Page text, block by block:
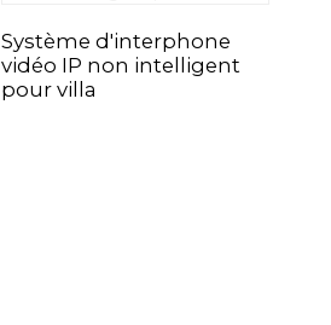
Système d'interphone
vidéo IP non intelligent
pour villa